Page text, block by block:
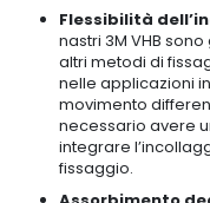
Flessibilità
nastri 3M VHB
altri metodi di
nelle applicazioni
movimento
necessario avere
integrare
fissaggio.